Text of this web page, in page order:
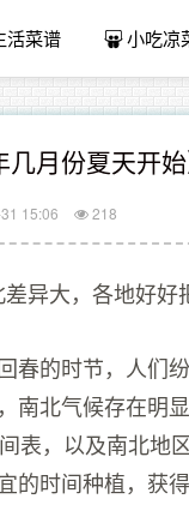
菜谱 小吃凉
月份夏天开始
15:06 218
异大，各地好好
春的时节，人们
南北气候存在明
表，以及南北地
的时间种植，获得